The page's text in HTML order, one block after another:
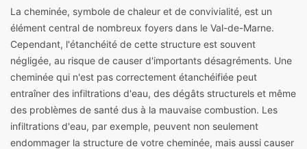
La cheminée, symbole de chaleur et de convivialité, est un
élément central de nombreux foyers dans le Val-de-Marne.
Cependant, l'étanchéité de cette structure est souvent
négligée, au risque de causer d'importants désagréments. Une
cheminée qui n'est pas correctement étanchéifiée peut
entraîner des infiltrations d'eau, des dégâts structurels et même
des problèmes de santé dus à la mauvaise combustion. Les
infiltrations d'eau, par exemple, peuvent non seulement
endommager la structure de votre cheminée, mais aussi causer